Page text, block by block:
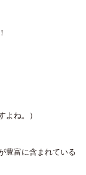
よね。）
豊富に含まれている